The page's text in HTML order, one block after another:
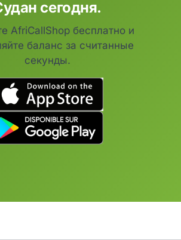
сегодня.
AfriCallShop бесплатно и
баланс за считанные
секунды.